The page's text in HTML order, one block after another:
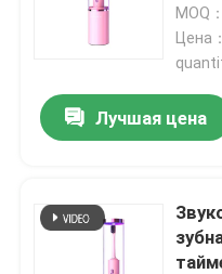
MOQ
Лучшая цена